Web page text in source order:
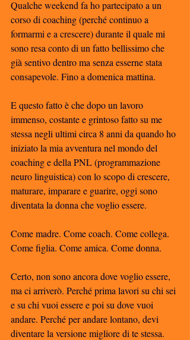
Qualche weekend fa ho partecipato a un
corso di coaching (perché continuo a
formarmi e a crescere) durante il quale mi
sono resa conto di un fatto bellissimo che
già sentivo dentro ma senza esserne stata
consapevole. Fino a domenica mattina.
E questo fatto è che dopo un lavoro
immenso, costante e grintoso fatto su me
stessa negli ultimi circa 8 anni da quando ho
iniziato la mia avventura nel mondo del
coaching e della PNL (programmazione
neuro linguistica) con lo scopo di crescere,
maturare, imparare e guarire, oggi sono
diventata la donna che voglio essere.
Come madre. Come coach. Come collega.
Come figlia. Come amica. Come donna.
Certo, non sono ancora dove voglio essere,
ma ci arriverò. Perché prima lavori su chi sei
e su chi vuoi essere e poi su dove vuoi
andare. Perché per andare lontano, devi
diventare la versione migliore di te stessa.